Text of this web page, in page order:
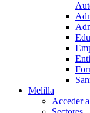
Melilla
Acceder